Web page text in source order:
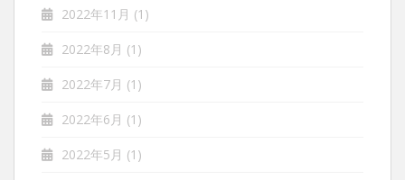
2022年11月 (1)
2022年8月 (1)
2022年7月 (1)
2022年6月 (1)
2022年5月 (1)